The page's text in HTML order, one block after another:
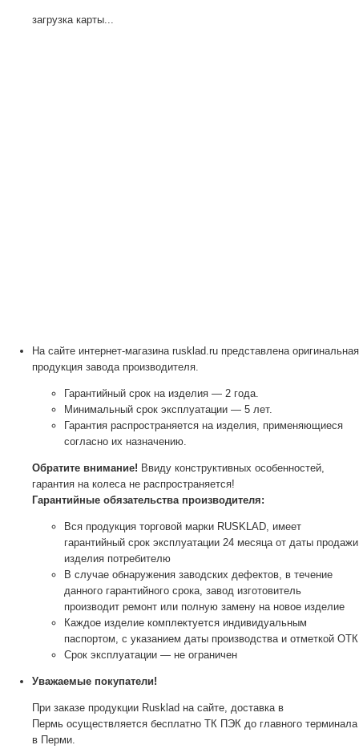
загрузка карты...
На сайте интернет-магазина rusklad.ru представлена оригинальная
продукция завода производителя.
Гарантийный срок на изделия — 2 года.
Минимальный срок эксплуатации — 5 лет.
Гарантия распространяется на изделия, применяющиеся
согласно их назначению.
Обратите внимание! Ввиду конструктивных особенностей,
гарантия на колеса не распространяется!
Гарантийные обязательства производителя:
Вся продукция торговой марки RUSKLAD, имеет
гарантийный срок эксплуатации 24 месяца от даты продажи
изделия потребителю
В случае обнаружения заводских дефектов, в течение
данного гарантийного срока, завод изготовитель
производит ремонт или полную замену на новое изделие
Каждое изделие комплектуется индивидуальным
паспортом, с указанием даты производства и отметкой ОТК
Срок эксплуатации — не ограничен
Уважаемые покупатели!
При заказе продукции Rusklad на сайте, доставка в
Пермь осуществляется бесплатно ТК ПЭК до главного терминала
в Перми.